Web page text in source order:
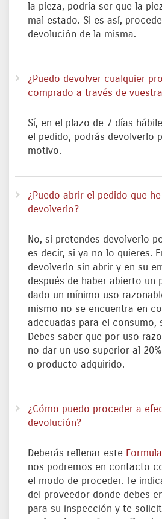
la pieza, podría ser que la
mal estado. Si es así,
devolución de la misma.
¿Puedo devolver cualquier
comprado a través de
Sí, en el plazo de 7 días
el pedido, podrás devolverlo
motivo.
¿Puedo abrir el pedido que
devolverlo?
No, si pretendes devolverlo
es decir, si ya no lo quieres.
devolverlo sin abrir y en su
después de haber abierto un
dado un mínimo uso
mismo no se encuentra en
adecuadas para el consumo,
Debes saber que por uso
no dar un uso superior al
o producto adquirido.
¿Cómo puedo proceder a
devolución?
Deberás rellenar este
nos podremos en contacto
el modo de proceder. Te
del proveedor donde debes
para su inspección y te